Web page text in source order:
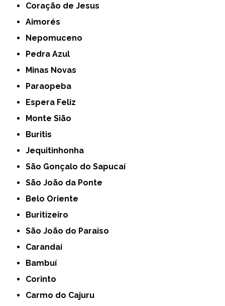
Coração de Jesus
Aimorés
Nepomuceno
Pedra Azul
Minas Novas
Paraopeba
Espera Feliz
Monte Sião
Buritis
Jequitinhonha
São Gonçalo do Sapucaí
São João da Ponte
Belo Oriente
Buritizeiro
São João do Paraíso
Carandaí
Bambuí
Corinto
Carmo do Cajuru